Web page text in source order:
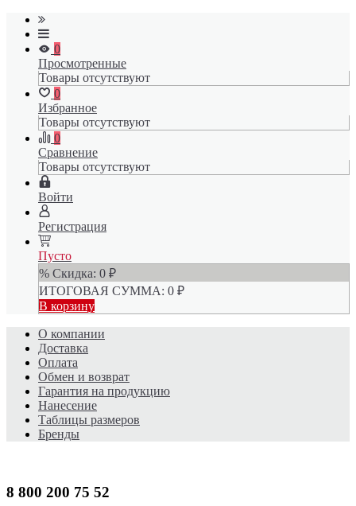
0
Просмотренные
Товары отсутствуют
0
Избранное
Товары отсутствуют
0
Сравнение
Товары отсутствуют
Войти
Регистрация
Пусто
% Скидка: 0 ₽
ИТОГОВАЯ СУММА: 0 ₽
В корзину
О компании
Доставка
Оплата
Обмен и возврат
Гарантия на продукцию
Нанесение
Таблицы размеров
Бренды
8 800 200 75 52​